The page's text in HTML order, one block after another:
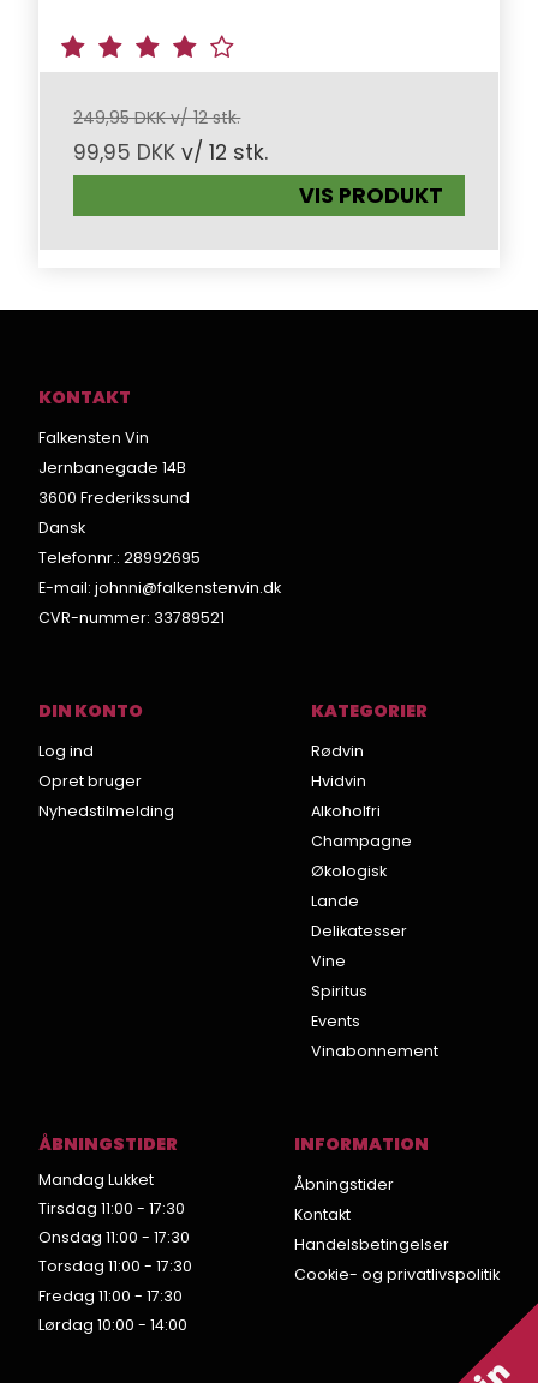
249,95 DKK v/ 12 stk.
99,95 DKK v/ 12 stk.
VIS PRODUKT
KONTAKT
Falkensten Vin
Jernbanegade 14B
3600 Frederikssund
Dansk
Telefonnr.: 28992695
E-mail: johnni@falkenstenvin.dk
CVR-nummer: 33789521
DIN KONTO
Log ind
Opret bruger
Nyhedstilmelding
KATEGORIER
Rødvin
Hvidvin
Alkoholfri
Champagne
Økologisk
Lande
Delikatesser
Vine
Spiritus
Events
Vinabonnement
ÅBNINGSTIDER
Mandag Lukket
Tirsdag 11:00 - 17:30
Onsdag 11:00 - 17:30
Torsdag 11:00 - 17:30
Fredag 11:00 - 17:30
Lørdag 10:00 - 14:00
INFORMATION
Åbningstider
Kontakt
Handelsbetingelser
Cookie- og privatlivspolitik